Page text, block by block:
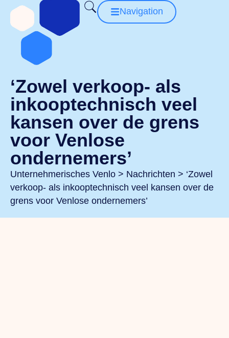
Navigation
‘Zowel verkoop- als
inkooptechnisch veel
kansen over de grens
voor Venlose
ondernemers’
Unternehmerisches Venlo > Nachrichten > ‘Zowel
verkoop- als inkooptechnisch veel kansen over de
grens voor Venlose ondernemers’